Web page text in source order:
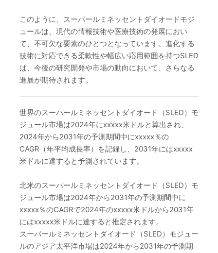
このように、スーパールミネッセントダイオードモジ
ュールは、現代の情報技術や医療技術の発展におい
て、不可欠な要素のひとつとなっています。進化する
技術に対応できる柔軟性や幅広い応用範囲を持つSLED
は、今後の研究開発や市場の動向において、さらなる
進展が期待されます。
世界のスーパールミネッセントダイオード（SLED）モ
ジュール市場は2024年にxxxxx米ドルと算出され、
2024年から2031年の予測期間中にxxxxx％の
CAGR（年平均成長率）を記録し、2031年にはxxxxx
米ドルに達すると予測されています。
北米のスーパールミネッセントダイオード（SLED）モ
ジュール市場は2024年から2031年の予測期間中に
xxxxx％のCAGRで2024年のxxxxx米ドルから2031年
にはxxxxx米ドルに達すると推定されます。
スーパールミネッセントダイオード（SLED）モジュー
ルのアジア太平洋市場は2024年から2031年の予測期